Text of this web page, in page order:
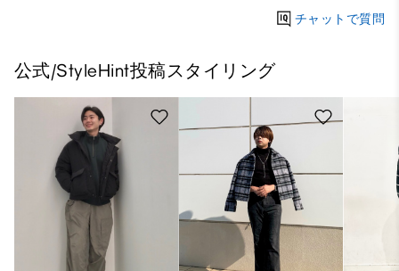
チャットで質問
公式/StyleHint投稿スタイリング